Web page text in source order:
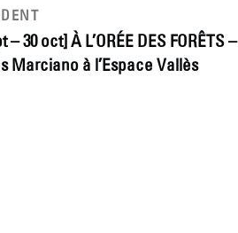
– 30 oct] À L’ORÉE DES FORÊTS –
Marciano à l’Espace Vallès